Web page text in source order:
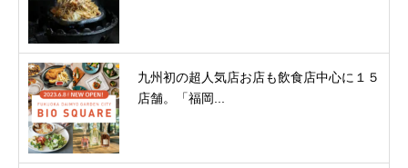
九州初の超人気店お店も飲食店中心に１５
店舗。「福岡...